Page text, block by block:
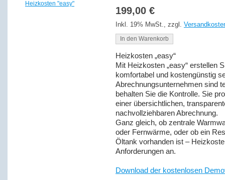
199,00 €
Inkl. 19% MwSt., zzgl.
In den Warenkorb
Heizkosten „easy“
Mit Heizkosten „easy“ erstellen
komfortabel und kostengünstig
Abrechnungsunternehmen sind
behalten Sie die Kontrolle. Sie
einer übersichtlichen,
nachvollziehbaren Abrechnung.
Ganz gleich, ob zentrale
oder Fernwärme, oder ob ein
Öltank vorhanden ist –
Anforderungen an.
Download der kostenlosen